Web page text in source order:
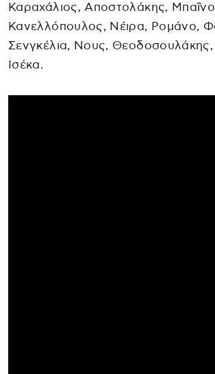
Καραχάλιος, Αποστολάκης,
Κανελλόπουλος, Νέιρα, Ρομάνο,
Σενγκέλια, Νους, Θεοδοσουλάκης,
Ισέκα.